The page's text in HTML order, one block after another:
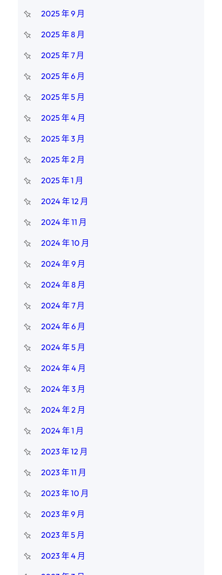
2025 年 9 月
2025 年 8 月
2025 年 7 月
2025 年 6 月
2025 年 5 月
2025 年 4 月
2025 年 3 月
2025 年 2 月
2025 年 1 月
2024 年 12 月
2024 年 11 月
2024 年 10 月
2024 年 9 月
2024 年 8 月
2024 年 7 月
2024 年 6 月
2024 年 5 月
2024 年 4 月
2024 年 3 月
2024 年 2 月
2024 年 1 月
2023 年 12 月
2023 年 11 月
2023 年 10 月
2023 年 9 月
2023 年 5 月
2023 年 4 月